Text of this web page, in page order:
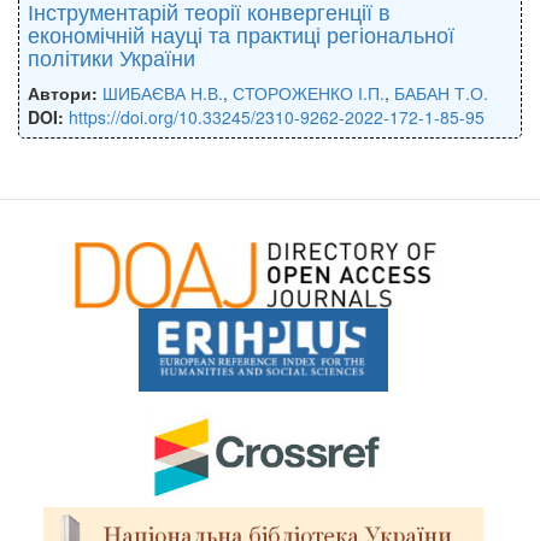
Інструментарій теорії конвергенції в
економічній науці та практиці регіональної
політики України
Автори: ШИБАЄВА Н.В., СТОРОЖЕНКО І.П., БАБАН Т.О.
DOI: https://doi.org/10.33245/2310-9262-2022-172-1-85-95